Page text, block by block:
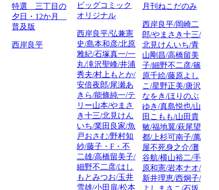
特選 三丁目の
夕日・12か月
普及版
西岸良平
ビッグコミック
オリジナル
西岸良平/弘兼憲
史/島本和彦/北原
雅紀/石塚真一/一
丸/滝沢聖峰/井浦
秀夫/村上もとか/
安倍夜郎/尾瀬あ
きら/能條純一/テ
リー山本/やまさ
き十三/北見けん
いち/業田良家/魚
戸おさむ/野村知
紗/藤子・F・不
二雄/高橋留美子/
細野不二彦/はし
もとみつお/玉井
雪雄/小田扉/松本
月刊ねこだのみ
西岸良平/岡崎二
郎/やまさき十三/
北見けんいち/青
山剛昌/高橋留美
子/細野不二彦/篠
原千絵/藤原よし
こ/星野正美/唐沢
なをき/ほりのぶ
ゆき/真島悦也/山
田こもも/山田貴
敏/福地翼/萩尾望
都/上杉可南子/萬
屋不死身之介/灘
谷航/横山裕二/手
原和憲/岩本ナオ/
新井理恵/西炯子/
よしまさこ/石坂